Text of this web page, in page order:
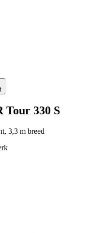
Tour 330 S
3,3 m breed